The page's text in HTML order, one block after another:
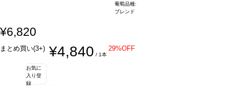
葡萄品種:
ブレンド
¥6,820
まとめ買い(3+) ¥4,840 / 1本
29%OFF
お気に
入り登
録